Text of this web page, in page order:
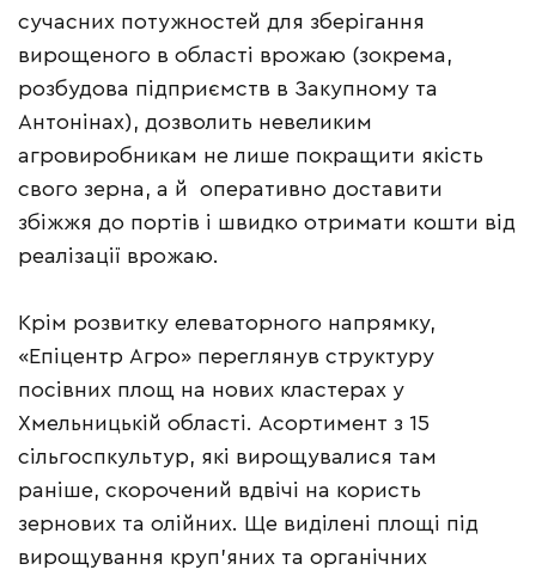
сучасних потужностей для зберігання
вирощеного в області врожаю (зокрема,
розбудова підприємств в Закупному та
Антонінах), дозволить невеликим
агровиробникам не лише покращити якість
свого зерна, а й оперативно доставити
збіжжя до портів і швидко отримати кошти від
реалізації врожаю.
Крім розвитку елеваторного напрямку,
«Епіцентр Агро» переглянув структуру
посівних площ на нових кластерах у
Хмельницькій області. Асортимент з 15
сільгоспкультур, які вирощувалися там
раніше, скорочений вдвічі на користь
зернових та олійних. Ще виділені площі під
вирощування круп’яних та органічних